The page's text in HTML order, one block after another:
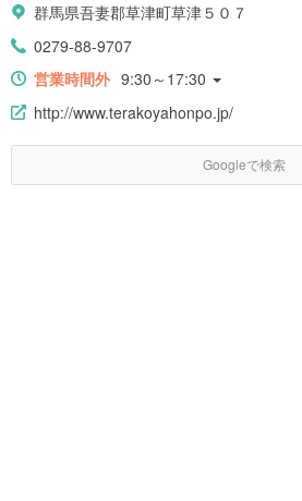
群馬県吾妻郡草津町草津５０７
0279-88-9707
営業時間外 9:30～17:30
http://www.terakoyahonpo.jp/
Googleで検索